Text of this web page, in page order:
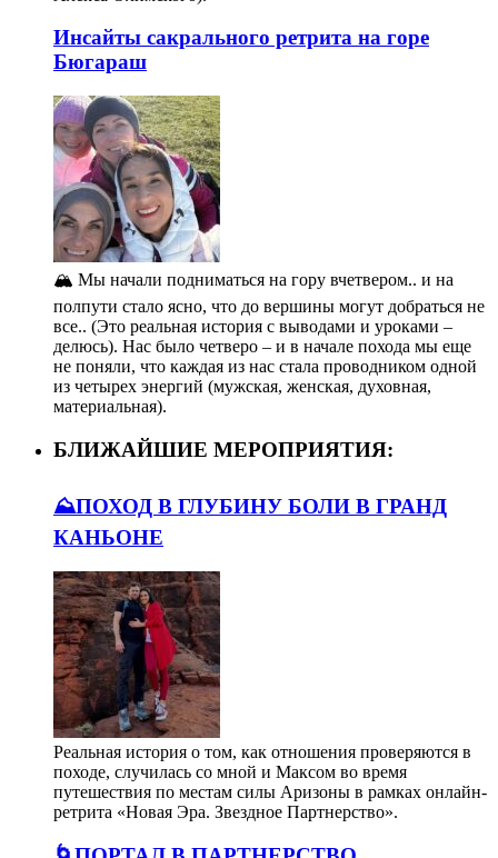
Инсайты сакрального ретрита на горе
Бюгараш
🏔️ Мы начали подниматься на гору вчетвером.. и на
полпути стало ясно, что до вершины могут добраться не
все.. (Это реальная история с выводами и уроками –
делюсь). Нас было четверо – и в начале похода мы еще
не поняли, что каждая из нас стала проводником одной
из четырех энергий (мужская, женская, духовная,
материальная).
БЛИЖАЙШИЕ МЕРОПРИЯТИЯ:
⛰️ПОХОД В ГЛУБИНУ БОЛИ В ГРАНД
КАНЬОНЕ
Реальная история о том, как отношения проверяются в
походе, случилась со мной и Максом во время
путешествия по местам силы Аризоны в рамках онлайн-
ретрита «Новая Эра. Звездное Партнерство».